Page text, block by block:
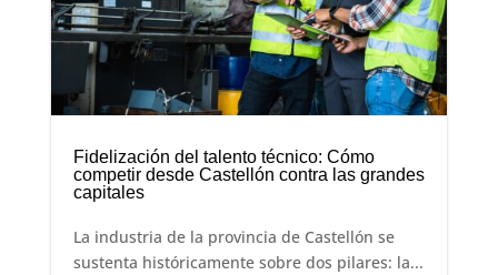
Fidelización del talento técnico: Cómo
competir desde Castellón contra las grandes
capitales
La industria de la provincia de Castellón se
sustenta históricamente sobre dos pilares: la...